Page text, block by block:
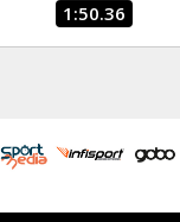
1:50.36